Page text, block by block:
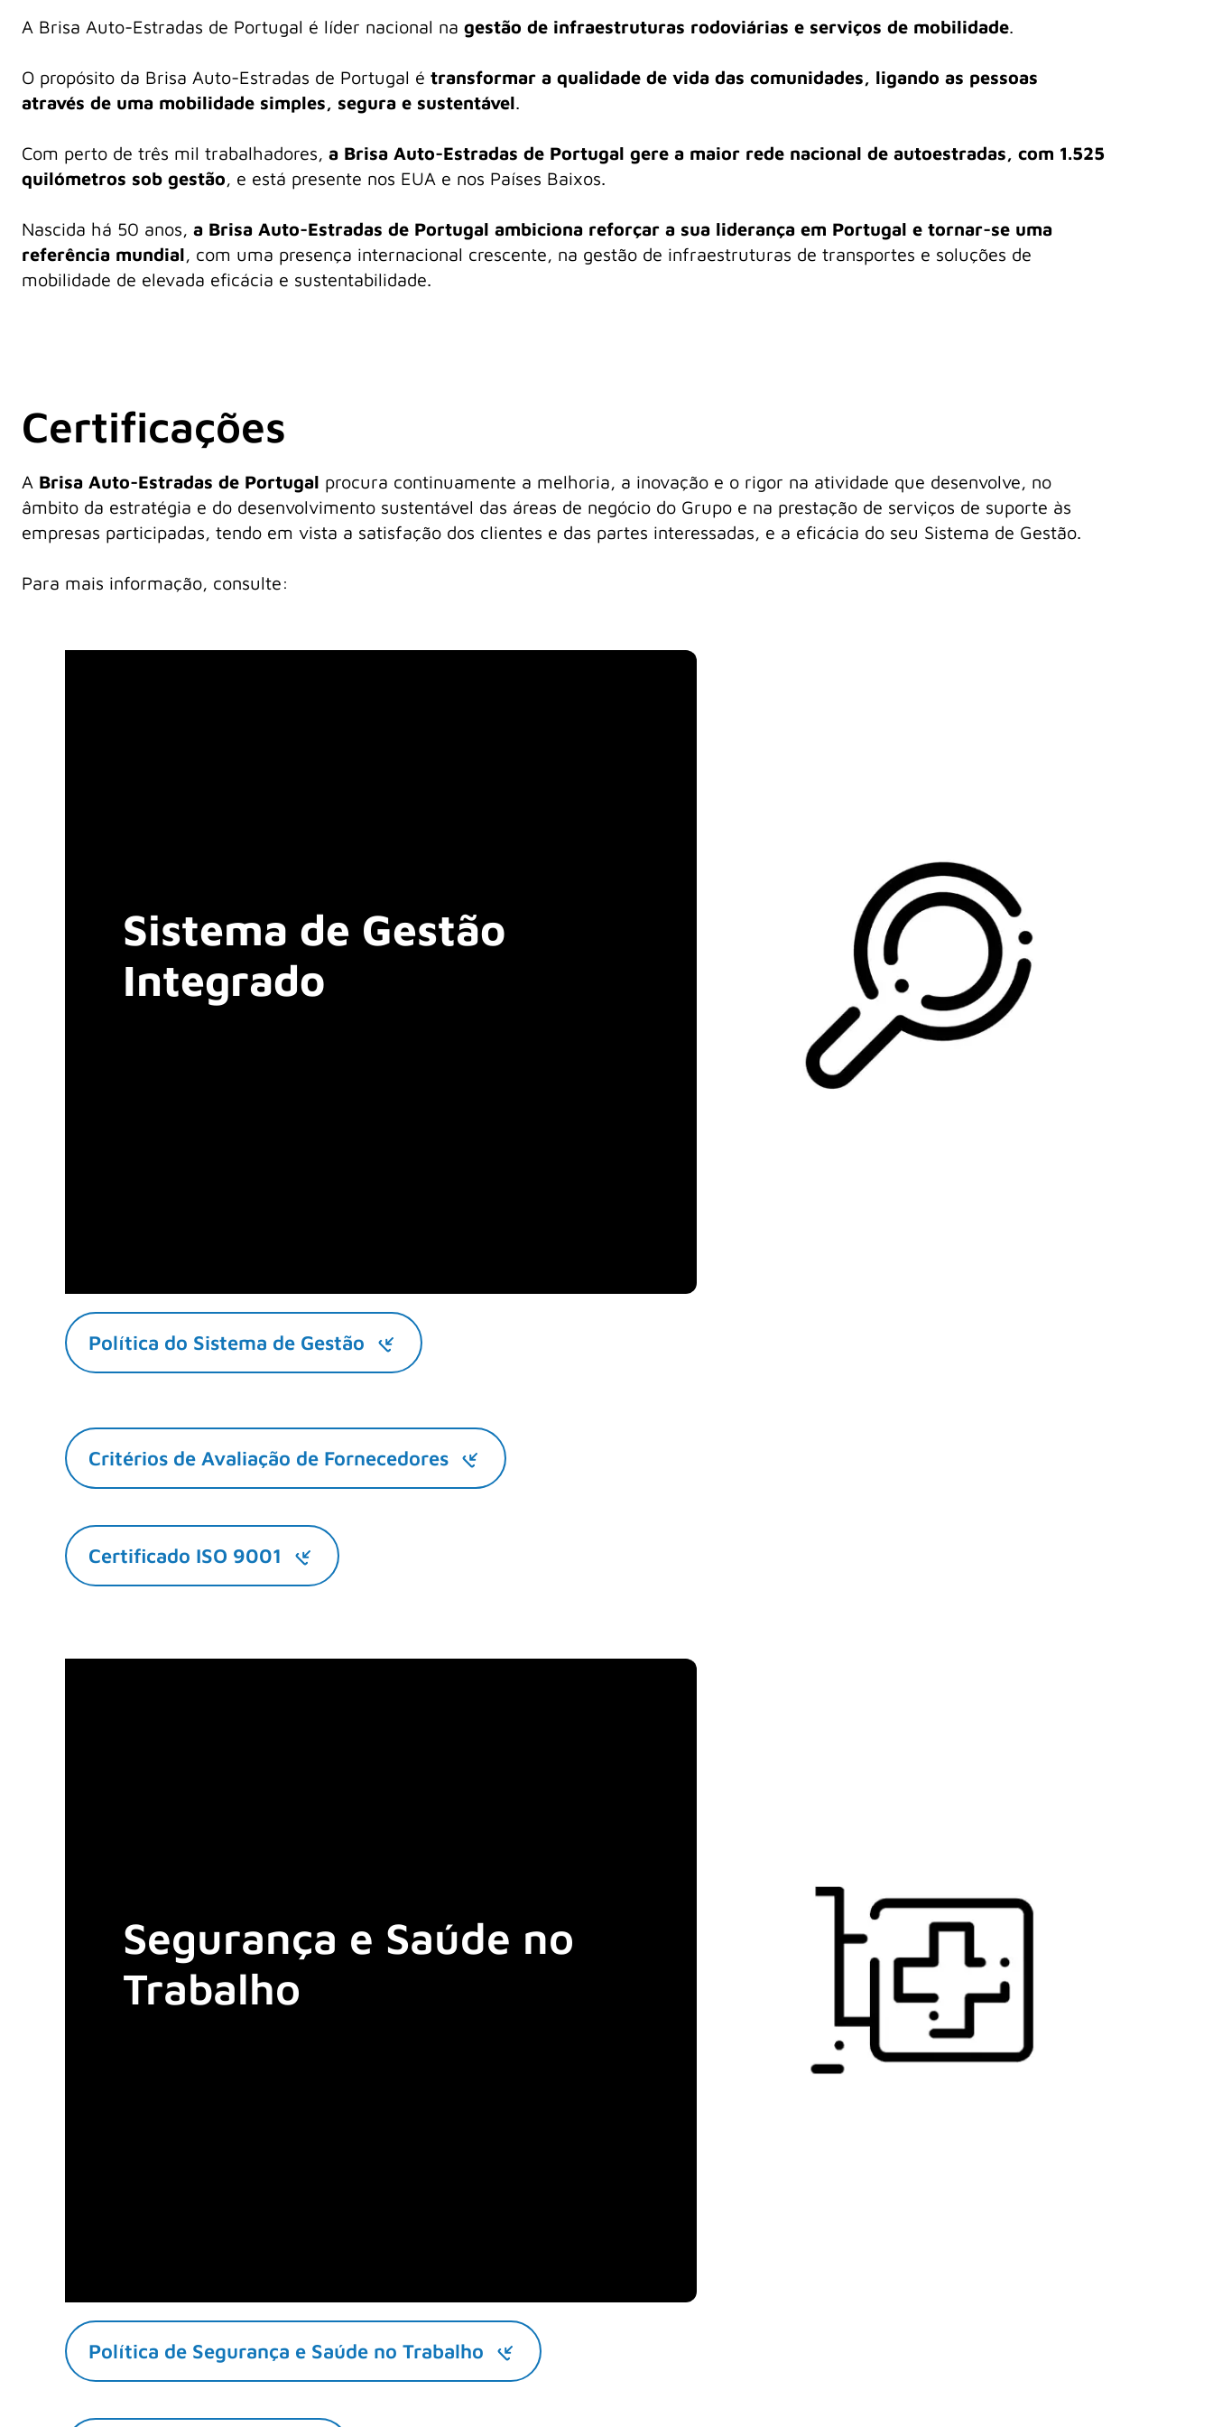
A Brisa Auto-Estradas de Portugal é líder nacional na gestão de infraestruturas rodoviárias e serviços de mobilidade.
O propósito da Brisa Auto-Estradas de Portugal é transformar a qualidade de vida das comunidades, ligando as pessoas
através de uma mobilidade simples, segura e sustentável.
Com perto de três mil trabalhadores, a Brisa Auto-Estradas de Portugal gere a maior rede nacional de autoestradas, com 1.525
quilómetros sob gestão, e está presente nos EUA e nos Países Baixos.
Nascida há 50 anos, a Brisa Auto-Estradas de Portugal ambiciona reforçar a sua liderança em Portugal e tornar-se uma
referência mundial, com uma presença internacional crescente, na gestão de infraestruturas de transportes e soluções de
mobilidade de elevada eficácia e sustentabilidade.
Certificações
A Brisa Auto-Estradas de Portugal procura continuamente a melhoria, a inovação e o rigor na atividade que desenvolve, no
âmbito da estratégia e do desenvolvimento sustentável das áreas de negócio do Grupo e na prestação de serviços de suporte às
empresas participadas, tendo em vista a satisfação dos clientes e das partes interessadas, e a eficácia do seu Sistema de Gestão.
Para mais informação, consulte:
Sistema de Gestão
Integrado
Política do Sistema de Gestão
Critérios de Avaliação de Fornecedores
Certificado ISO 9001
Segurança e Saúde no
Trabalho
Política de Segurança e Saúde no Trabalho